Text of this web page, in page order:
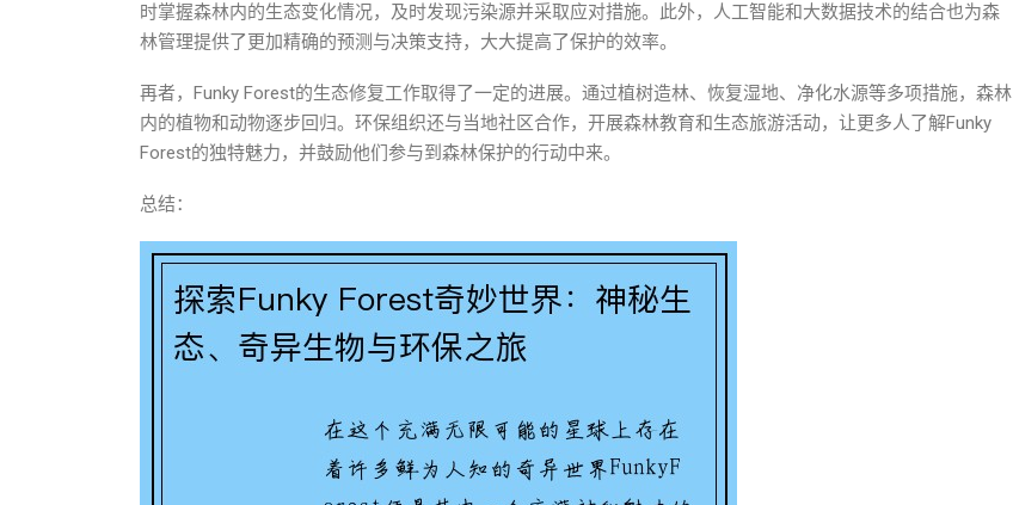
时掌握森林内的生态变化情况，及时发现污染源并采取应对措施。此外，人工智能和大数据技术的结合也为森
林管理提供了更加精确的预测与决策支持，大大提高了保护的效率。
再者，Funky Forest的生态修复工作取得了一定的进展。通过植树造林、恢复湿地、净化水源等多项措施，森林
内的植物和动物逐步回归。环保组织还与当地社区合作，开展森林教育和生态旅游活动，让更多人了解Funky
Forest的独特魅力，并鼓励他们参与到森林保护的行动中来。
总结：